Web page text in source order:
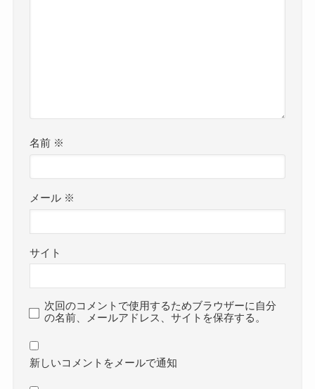
名前 ※
メール ※
サイト
次回のコメントで使用するためブラウザーに自分
の名前、メールアドレス、サイトを保存する。
新しいコメントをメールで通知